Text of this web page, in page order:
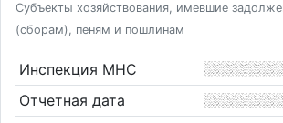
Субъекты хозяйствования, имевшие
(сборам), пеням и пошлинам
Инспекция МНС
Отчетная дата